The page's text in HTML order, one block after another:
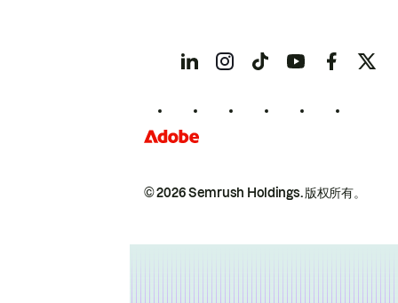
© 2026 Semrush Holdings.版权所有。